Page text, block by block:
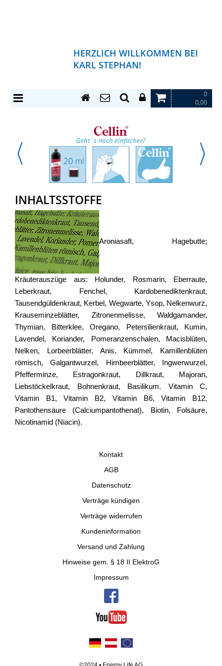
HERZLICH WILLKOMMEN BEI
KARL STEPHAN!
0
0,00
INHALTSSTOFFE
Aroniasaft, Hagebutte;
Kräuterauszüge aus: Holunder, Rosmarin, Eberraute,
Leberkraut, Fenchel, Kardobenediktenkraut,
Tausendgüldenkraut, Kerbel, Wegwarte, Ysop, Nelkenwurz,
Krauseminzeblätter, Zitronenmelisse, Waldgamander,
Thymian, Bitterklee, Oregano, Petersilienkraut, Kumin,
Lavendel, Koriander, Pomeranzenschalen, Macisblüten,
Nelken, Lorbeerblätter, Anis, Kümmel, Kamillenblüten
römisch, Galgantwurzel, Himbeerblätter, Ingwerwurzel,
Pfefferminze, Estragonkraut, Dillkraut, Majoran,
Liebstöckelkraut, Bohnenkraut, Basilikum. Vitamin C,
Vitamin B1, Vitamin B2, Vitamin B6, Vitamin B12,
Pantothensäure (Calciumpantothenat), Biotin, Folsäure,
Nicotinamid (Niacin).
Kontakt
AGB
Datenschutz
Verträge kündigen
Verträge widerrufen
Kundeninformation
Versand und Zahlung
Hinweise gem. § 18 II ElektroG
Impressum